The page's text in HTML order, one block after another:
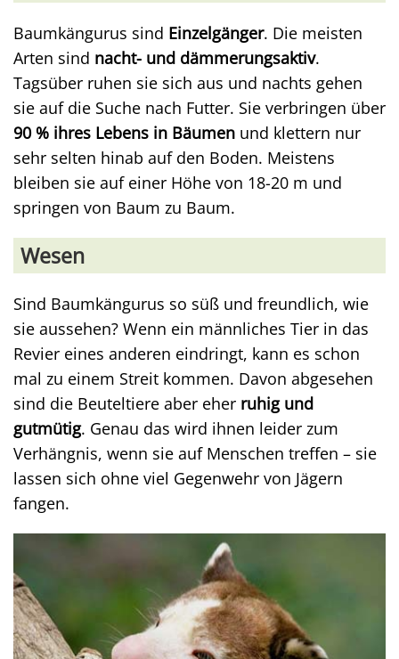
Baumkängurus sind Einzelgänger. Die meisten
Arten sind nacht- und dämmerungsaktiv.
Tagsüber ruhen sie sich aus und nachts gehen
sie auf die Suche nach Futter. Sie verbringen über
90 % ihres Lebens in Bäumen und klettern nur
sehr selten hinab auf den Boden. Meistens
bleiben sie auf einer Höhe von 18-20 m und
springen von Baum zu Baum.
Wesen
Sind Baumkängurus so süß und freundlich, wie
sie aussehen? Wenn ein männliches Tier in das
Revier eines anderen eindringt, kann es schon
mal zu einem Streit kommen. Davon abgesehen
sind die Beuteltiere aber eher ruhig und
gutmütig. Genau das wird ihnen leider zum
Verhängnis, wenn sie auf Menschen treffen – sie
lassen sich ohne viel Gegenwehr von Jägern
fangen.